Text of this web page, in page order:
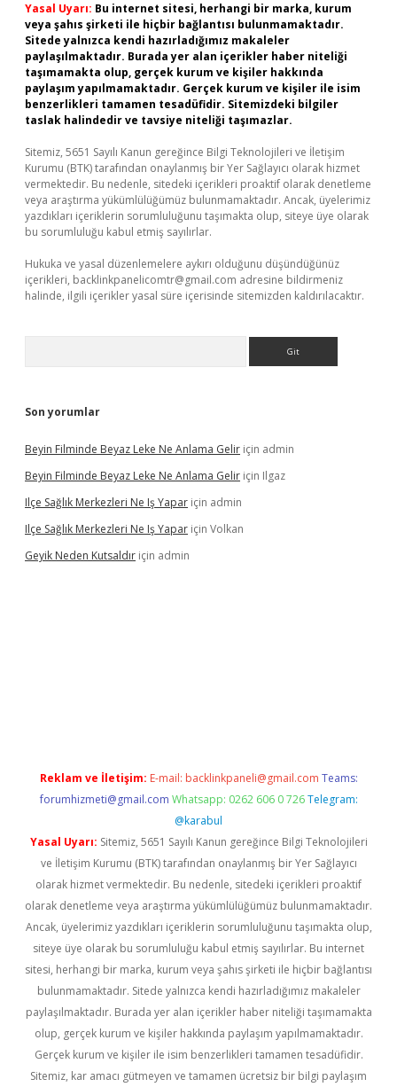
Yasal Uyarı: Bu internet sitesi, herhangi bir marka, kurum
veya şahıs şirketi ile hiçbir bağlantısı bulunmamaktadır.
Sitede yalnızca kendi hazırladığımız makaleler
paylaşılmaktadır. Burada yer alan içerikler haber niteliği
taşımamakta olup, gerçek kurum ve kişiler hakkında
paylaşım yapılmamaktadır. Gerçek kurum ve kişiler ile isim
benzerlikleri tamamen tesadüfidir. Sitemizdeki bilgiler
taslak halindedir ve tavsiye niteliği taşımazlar.
Sitemiz, 5651 Sayılı Kanun gereğince Bilgi Teknolojileri ve İletişim
Kurumu (BTK) tarafından onaylanmış bir Yer Sağlayıcı olarak hizmet
vermektedir. Bu nedenle, sitedeki içerikleri proaktif olarak denetleme
veya araştırma yükümlülüğümüz bulunmamaktadır. Ancak, üyelerimiz
yazdıkları içeriklerin sorumluluğunu taşımakta olup, siteye üye olarak
bu sorumluluğu kabul etmiş sayılırlar.
Hukuka ve yasal düzenlemelere aykırı olduğunu düşündüğünüz
içerikleri, backlinkpanelicomtr@gmail.com adresine bildirmeniz
halinde, ilgili içerikler yasal süre içerisinde sitemizden kaldırılacaktır.
Son yorumlar
Beyin Filminde Beyaz Leke Ne Anlama Gelir için admin
Beyin Filminde Beyaz Leke Ne Anlama Gelir için Ilgaz
Ilçe Sağlık Merkezleri Ne Iş Yapar için admin
Ilçe Sağlık Merkezleri Ne Iş Yapar için Volkan
Geyik Neden Kutsaldır için admin
Reklam ve İletişim: E-mail: backlinkpaneli@gmail.com Teams:
forumhizmeti@gmail.com Whatsapp: 0262 606 0 726 Telegram:
@karabul
Yasal Uyarı: Sitemiz, 5651 Sayılı Kanun gereğince Bilgi Teknolojileri
ve İletişim Kurumu (BTK) tarafından onaylanmış bir Yer Sağlayıcı
olarak hizmet vermektedir. Bu nedenle, sitedeki içerikleri proaktif
olarak denetleme veya araştırma yükümlülüğümüz bulunmamaktadır.
Ancak, üyelerimiz yazdıkları içeriklerin sorumluluğunu taşımakta olup,
siteye üye olarak bu sorumluluğu kabul etmiş sayılırlar. Bu internet
sitesi, herhangi bir marka, kurum veya şahıs şirketi ile hiçbir bağlantısı
bulunmamaktadır. Sitede yalnızca kendi hazırladığımız makaleler
paylaşılmaktadır. Burada yer alan içerikler haber niteliği taşımamakta
olup, gerçek kurum ve kişiler hakkında paylaşım yapılmamaktadır.
Gerçek kurum ve kişiler ile isim benzerlikleri tamamen tesadüfidir.
Sitemiz, kar amacı gütmeyen ve tamamen ücretsiz bir bilgi paylaşım